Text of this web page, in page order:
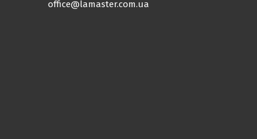
office@lamaster.com.ua